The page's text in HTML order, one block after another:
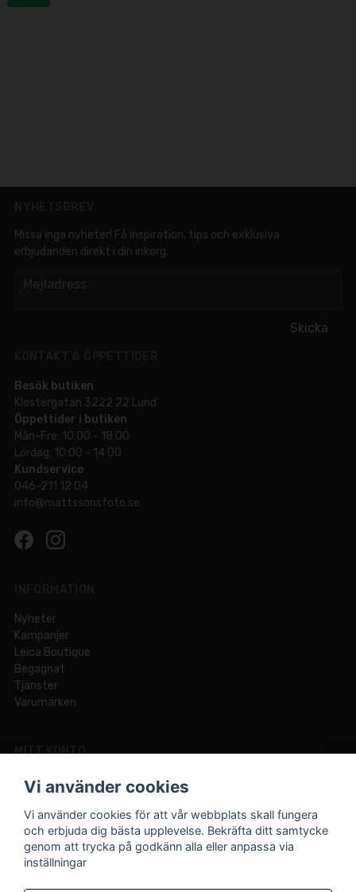
Skicka
Missa inga nyheter! Få inspiration, tips och exklusiva
erbjudanden direkt i din inkorg.
Besök butiken
Klostergatan 3222 22 Lund
Öppettider i butiken
Mån-Fre: 10:00 - 18:00
Lördag: 10:00 - 14:00
Kundservice
046-211 12 04
info@mattssonsfoto.se
Nyheter
Kampanjer
Leica Boutique
Begagnat
Tjänster
Varumärken
MITT KONTO
Logga in
Registrera dig
Glömt lösenord?
Vi använder cookies
Vi använder cookies för att vår webbplats skall fungera
och erbjuda dig bästa upplevelse. Bekräfta ditt samtycke
genom att trycka på godkänn alla eller anpassa via
inställningar